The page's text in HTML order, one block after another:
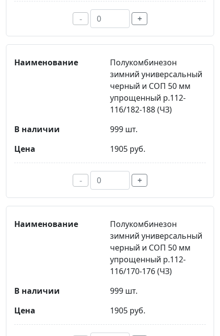
- +
Полукомбинезон
зимний универсальный
черный и СОП 50 мм
упрощенный р.112-
116/182-188 (ЧЗ)
999 шт.
1905 руб.
- +
Полукомбинезон
зимний универсальный
черный и СОП 50 мм
упрощенный р.112-
116/170-176 (ЧЗ)
999 шт.
1905 руб.